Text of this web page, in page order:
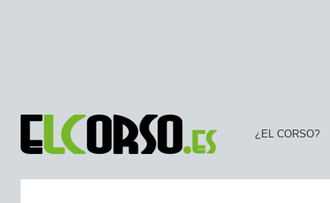
¿EL CORSO?